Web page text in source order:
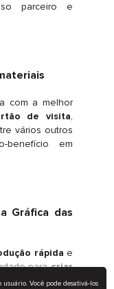
parceiro e
com a melhor
de visita,
vários outros
benefício em
Gráfica das
rápida e
paracriar
deseja! Basta
Você pode desativá-los